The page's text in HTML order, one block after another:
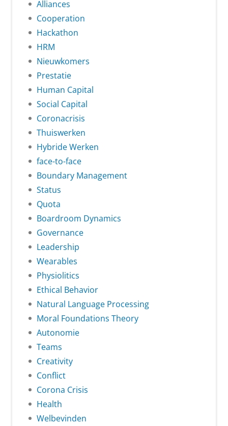
Alliances
Cooperation
Hackathon
HRM
Nieuwkomers
Prestatie
Human Capital
Social Capital
Coronacrisis
Thuiswerken
Hybride Werken
face-to-face
Boundary Management
Status
Quota
Boardroom Dynamics
Governance
Leadership
Wearables
Physiolitics
Ethical Behavior
Natural Language Processing
Moral Foundations Theory
Autonomie
Teams
Creativity
Conflict
Corona Crisis
Health
Welbevinden